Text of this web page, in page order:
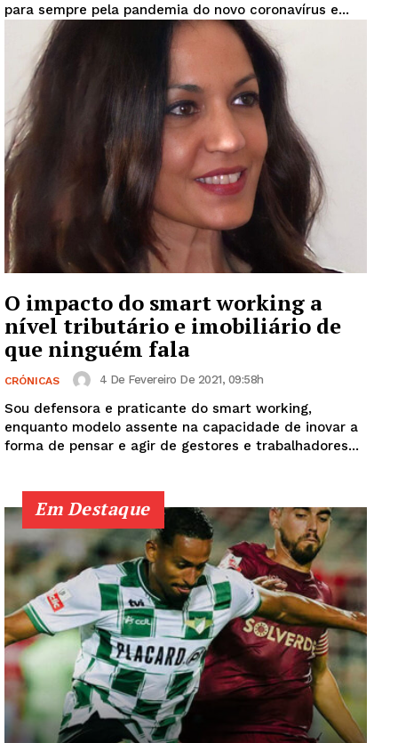
para sempre pela pandemia do novo coronavírus e...
O impacto do smart working a
nível tributário e imobiliário de
que ninguém fala
CRÓNICAS 4 De Fevereiro De 2021, 09:58h
Sou defensora e praticante do smart working,
enquanto modelo assente na capacidade de inovar a
forma de pensar e agir de gestores e trabalhadores...
Em Destaque